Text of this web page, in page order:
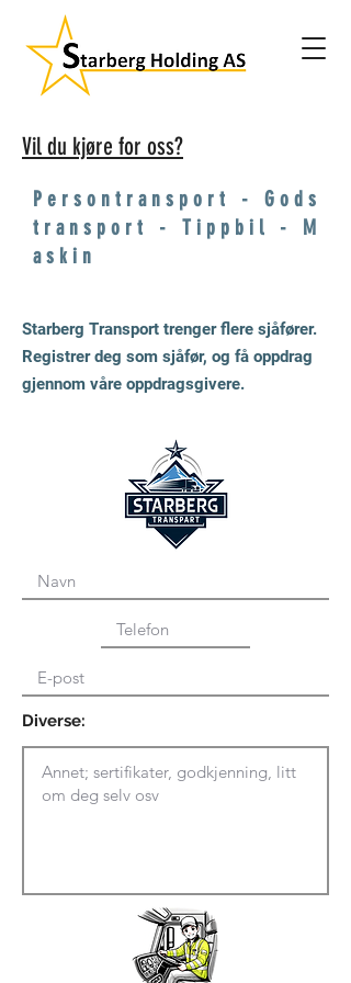
Vil du kjøre for oss?
P e r s o n t r a n s p o r t - G o d s
t r a n s p o r t - T i p p b i l - M
a s k i n
Starberg Transport trenger flere sjåfører.
Registrer deg som sjåfør, og få oppdrag
gjennom våre oppdragsgivere.
Diverse: